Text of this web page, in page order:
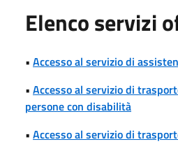
Elenco servizi
• Accesso al servizio di
• Accesso al servizio di
persone con disabilità
• Accesso al servizio di